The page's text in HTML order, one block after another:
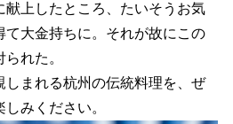
献上したところ、たいそうお気
て大金持ちに。それが故にこの
れた。
しまれる杭州の伝統料理を、ぜ
みください。